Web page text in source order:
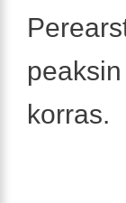
korras.